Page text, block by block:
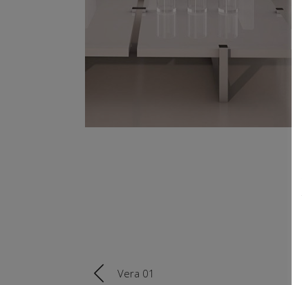
Vera 01